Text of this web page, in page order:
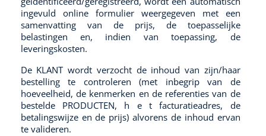
ingevuld online formulier weergegeven met een
samenvatting van de prijs, de toepasselijke
belastingen en, indien van toepassing, de
leveringskosten.
De KLANT wordt verzocht de inhoud van zijn/haar
bestelling te controleren (met inbegrip van de
hoeveelheid, de kenmerken en de referenties van de
bestelde PRODUCTEN, h e t facturatieadres, de
betalingswijze en de prijs) alvorens de inhoud ervan
te valideren.